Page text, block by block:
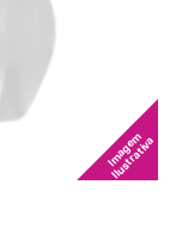
Imagem
Ilustrativa